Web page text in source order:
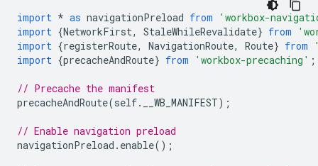
import * as navigationPreload from
'workbox-
import {NetworkFirst, StaleWhileRevalidate} from
import {registerRoute, NavigationRoute, Route} from
import {precacheAndRoute} from 'workbox-precaching' ;
// Precache the manifest
precacheAndRoute(self. __WB_MANIFEST);
// Enable navigation preload
navigationPreload . enable();